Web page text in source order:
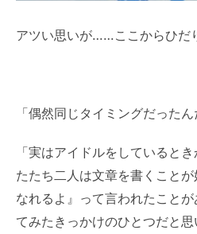
アツい思いが……ここからひだ
「偶然同じタイミングだったん
「実はアイドルをしていると
たたち二人は文章を書くこと
なれるよ』って言われたこと
てみたきっかけのひとつだと思